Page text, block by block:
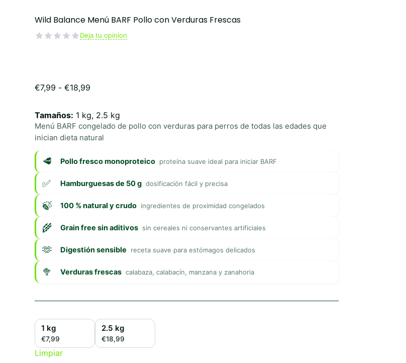
Wild Balance Menú BARF Pollo con Verduras Frescas
Deja tu opinion
€7,99 - €18,99Rango
desde
€7,99
hasta
Tamaños: 1 kg, 2.5 kg
Menú BARF congelado de pollo con verduras para perros de todas las edades que
inician dieta natural
Pollo fresco monoproteico proteína suave ideal para iniciar BARF
Hamburguesas de 50 g dosificación fácil y precisa
100 % natural y crudo ingredientes de proximidad congelados
Grain free sin aditivos sin cereales ni conservantes artificiales
Digestión sensible receta suave para estómagos delicados
Verduras frescas calabaza, calabacín, manzana y zanahoria
1 kg
€7,99
2.5 kg
€18,99
Limpiar